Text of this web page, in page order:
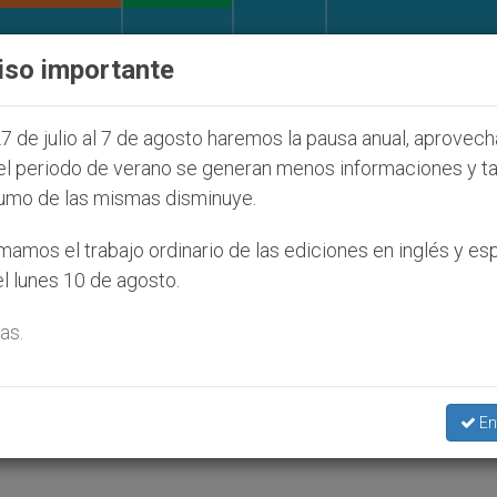
Publican resultados de investigación
del Tribunal Supremo
importante
de julio al 7 de agosto haremos la pausa anual,
periodo de verano se generan menos informaciones y
de las mismas disminuye.
el trabajo ordinario de las ediciones en inglés y
lunes 10 de agosto.